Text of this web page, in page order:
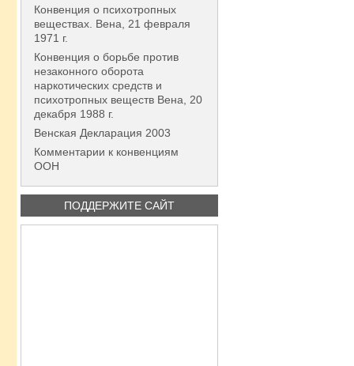
Конвенция о психотропных
веществах. Вена, 21 февраля
1971 г.
Конвенция о борьбе против
незаконного оборота
наркотических средств и
психотропных веществ Вена, 20
декабря 1988 г.
Венская Декларация 2003
Комментарии к конвенциям
ООН
ПОДДЕРЖИТЕ САЙТ